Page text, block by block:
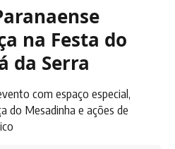
na Festa do
da Serra
com espaço especial,
do Mesadinha e ações de